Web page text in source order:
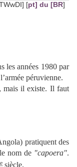
[pt] du [BR]
les années 1980 par
péruvienne.
mais il existe. Il faut
pratiquent des
nom de "capoera".
e siècle.